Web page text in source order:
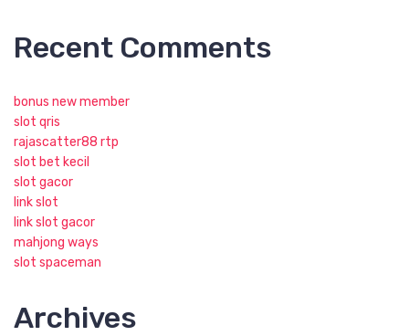
Recent Comments
bonus new member
slot qris
rajascatter88 rtp
slot bet kecil
slot gacor
link slot
link slot gacor
mahjong ways
slot spaceman
Archives